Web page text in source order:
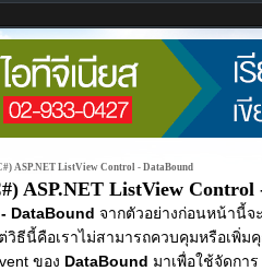
ASP.NET ListView Control - DataBound
ASP.NET ListView Control
DataBound จากตัวอย่างก่อนหน้านี้จ
ธีนี้คือเราไม่สามารถควบคุมหรือเพิ่ม
ของ DataBound มาเพื่อใช้จัดกา